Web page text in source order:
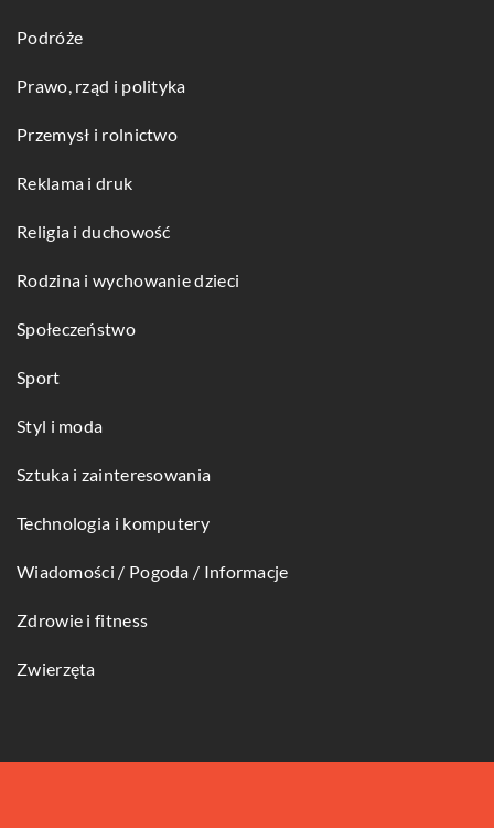
Podróże
Prawo, rząd i polityka
Przemysł i rolnictwo
Reklama i druk
Religia i duchowość
Rodzina i wychowanie dzieci
Społeczeństwo
Sport
Styl i moda
Sztuka i zainteresowania
Technologia i komputery
Wiadomości / Pogoda / Informacje
Zdrowie i fitness
Zwierzęta